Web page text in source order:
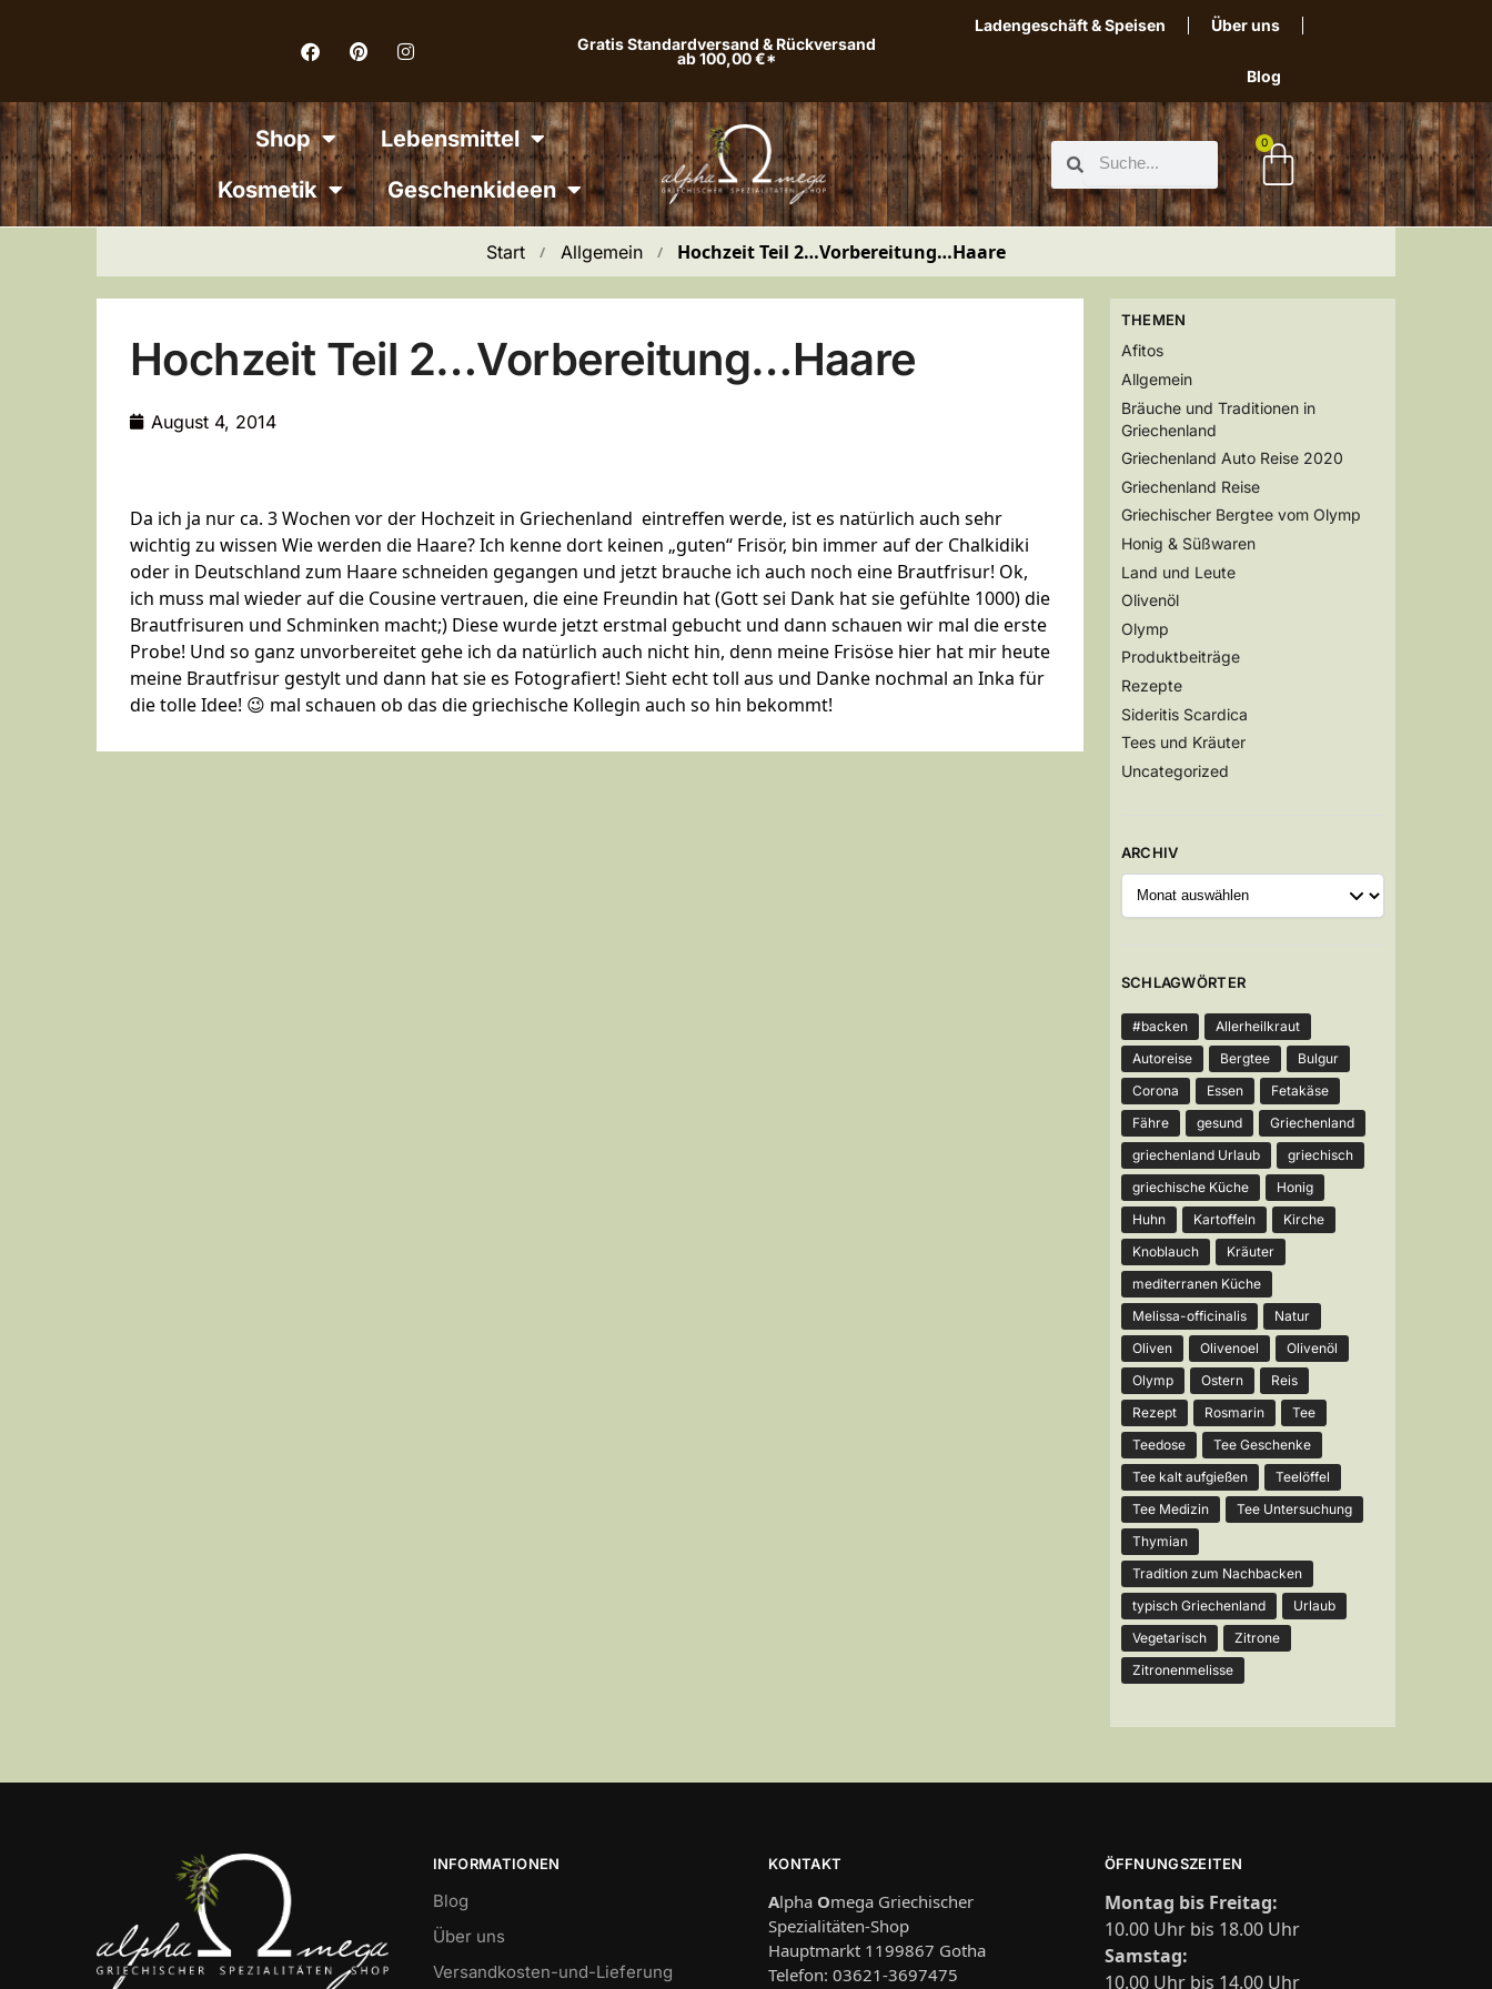
Gratis Standardversand & Rückversand
ab 100,00 €*
Ladengeschäft & Speisen Über uns
Blog
Shop
Lebensmittel
Kosmetik
Geschenkideen
0
Start / Allgemein / Hochzeit Teil 2…Vorbereitung…Haare
Hochzeit Teil 2…Vorbereitung…Haare
August 4, 2014
Da ich ja nur ca. 3 Wochen vor der Hochzeit in Griechenland eintreffen werde, ist es natürlich auch sehr
wichtig zu wissen Wie werden die Haare? Ich kenne dort keinen „guten“ Frisör, bin immer auf der Chalkidiki
oder in Deutschland zum Haare schneiden gegangen und jetzt brauche ich auch noch eine Brautfrisur! Ok,
ich muss mal wieder auf die Cousine vertrauen, die eine Freundin hat (Gott sei Dank hat sie gefühlte 1000) die
Brautfrisuren und Schminken macht;) Diese wurde jetzt erstmal gebucht und dann schauen wir mal die erste
Probe! Und so ganz unvorbereitet gehe ich da natürlich auch nicht hin, denn meine Frisöse hier hat mir heute
meine Brautfrisur gestylt und dann hat sie es Fotografiert! Sieht echt toll aus und Danke nochmal an Inka für
die tolle Idee! 😉 mal schauen ob das die griechische Kollegin auch so hin bekommt!
THEMEN
Afitos
Allgemein
Bräuche und Traditionen in
Griechenland
Griechenland Auto Reise 2020
Griechenland Reise
Griechischer Bergtee vom Olymp
Honig & Süßwaren
Land und Leute
Olivenöl
Olymp
Produktbeiträge
Rezepte
Sideritis Scardica
Tees und Kräuter
Uncategorized
ARCHIV
SCHLAGWÖRTER
#backen
Allerheilkraut
Autoreise
Bergtee
Bulgur
Corona
Essen
Fetakäse
Fähre
gesund
Griechenland
griechenland Urlaub
griechisch
griechische Küche
Honig
Huhn
Kartoffeln
Kirche
Knoblauch
Kräuter
mediterranen Küche
Melissa-officinalis
Natur
Oliven
Olivenoel
Olivenöl
Olymp
Ostern
Reis
Rezept
Rosmarin
Tee
Teedose
Tee Geschenke
Tee kalt aufgießen
Teelöffel
Tee Medizin
Tee Untersuchung
Thymian
Tradition zum Nachbacken
typisch Griechenland
Urlaub
Vegetarisch
Zitrone
Zitronenmelisse
INFORMATIONEN
Blog
Über uns
Versandkosten-und-Lieferung
KONTAKT
Alpha Omega Griechischer
Spezialitäten-Shop
Hauptmarkt 1199867 Gotha
Telefon: 03621-3697475
ÖFFNUNGSZEITEN
Montag bis Freitag:
10.00 Uhr bis 18.00 Uhr
Samstag:
10.00 Uhr bis 14.00 Uhr